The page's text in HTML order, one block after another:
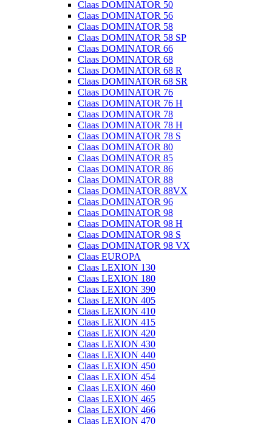
Claas DOMINATOR 50
Claas DOMINATOR 56
Claas DOMINATOR 58
Claas DOMINATOR 58 SP
Claas DOMINATOR 66
Claas DOMINATOR 68
Claas DOMINATOR 68 R
Claas DOMINATOR 68 SR
Claas DOMINATOR 76
Claas DOMINATOR 76 H
Claas DOMINATOR 78
Claas DOMINATOR 78 H
Claas DOMINATOR 78 S
Claas DOMINATOR 80
Claas DOMINATOR 85
Claas DOMINATOR 86
Claas DOMINATOR 88
Claas DOMINATOR 88VX
Claas DOMINATOR 96
Claas DOMINATOR 98
Claas DOMINATOR 98 H
Claas DOMINATOR 98 S
Claas DOMINATOR 98 VX
Claas EUROPA
Claas LEXION 130
Claas LEXION 180
Claas LEXION 390
Claas LEXION 405
Claas LEXION 410
Claas LEXION 415
Claas LEXION 420
Claas LEXION 430
Claas LEXION 440
Claas LEXION 450
Claas LEXION 454
Claas LEXION 460
Claas LEXION 465
Claas LEXION 466
Claas LEXION 470